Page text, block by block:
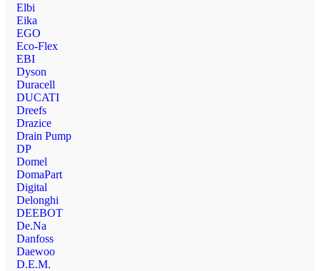
Elbi
Eika
EGO
Eco-Flex
EBI
Dyson
Duracell
DUCATI
Dreefs
Drazice
Drain Pump
DP
Domel
DomaPart
Digital
Delonghi
DEEBOT
De.Na
Danfoss
Daewoo
D.E.M.